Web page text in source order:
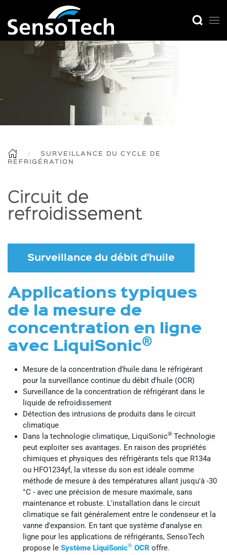
SURVEILLANCE DU CYCLE DE
RÉFRIGÉRATION
Circuit de
refroidissement
Surveillance du débit d'huile
Applications typiques
de la mesure de
concentration en ligne
avec LiquiSonic®
Mesure de la concentration d'huile dans le réfrigérant
pour la surveillance continue du débit d'huile (OCR)
Surveillance de la concentration de réfrigérant dans le
liquide de refroidissement
Détection des intrusions de produits dans le circuit
climatique
Dans la technologie climatique, LiquiSonic® Technologie
peut exploiter ses avantages. En raison des propriétés
chimiques et physiques des réfrigérants tels que R134a
ou HFO1234yf, la vitesse du son est idéale comme
méthode de mesure à des températures allant jusqu'à -30
°C - avec une précision de mesure maximale, sans
maintenance et robuste. L'installation dans le circuit
climatique se fait généralement entre le condenseur et la
vanne d'expansion. En tant que système d'analyse en
ligne pour les applications de réfrigérants, SensoTech
propose le Système LiquiSonic® OCR offre.